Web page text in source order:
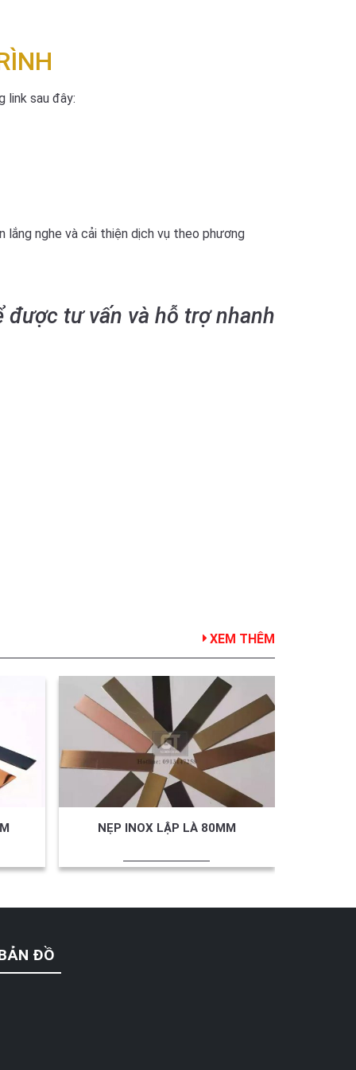
link sau đây:
lắng nghe và cải thiện dịch vụ theo phương
được tư vấn và hỗ trợ nhanh
XEM THÊM
NẸP INOX LẬP LÀ 80MM
ĐỒ